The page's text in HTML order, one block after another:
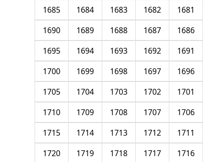
1681
1682
1683
1684
1685
1686
1687
1688
1689
1690
1691
1692
1693
1694
1695
1696
1697
1698
1699
1700
1701
1702
1703
1704
1705
1706
1707
1708
1709
1710
1711
1712
1713
1714
1715
1716
1717
1718
1719
1720